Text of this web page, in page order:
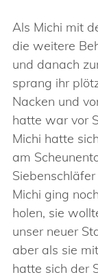
Als Michi mit
die weitere
und danach
sprang ihr
Nacken und
hatte war vor
Michi hatte
am
Michi ging
holen, sie
unser neuer
aber als sie
hatte sich der